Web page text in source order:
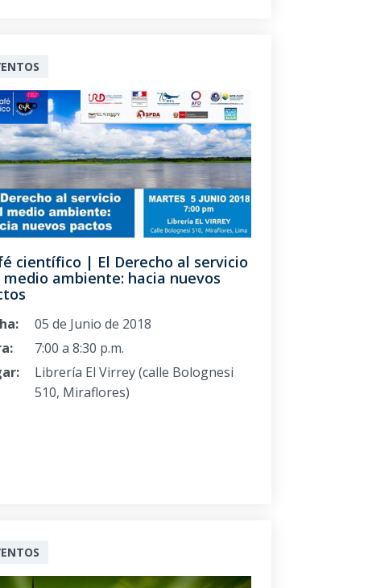
científico | El Derecho al servicio
medio ambiente: hacia nuevos
05 de Junio de 2018
7:00 a 8:30 p.m.
Librería El Virrey (calle Bolognesi
510, Miraflores)